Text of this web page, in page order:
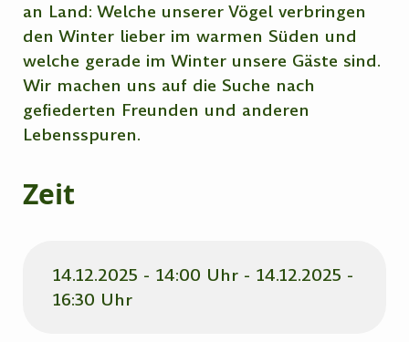
an Land: Welche unserer Vögel verbringen
den Winter lieber im warmen Süden und
welche gerade im Winter unsere Gäste sind.
Wir machen uns auf die Suche nach
gefiederten Freunden und anderen
Lebensspuren.
Zeit
14.12.2025 - 14:00 Uhr - 14.12.2025 -
16:30 Uhr